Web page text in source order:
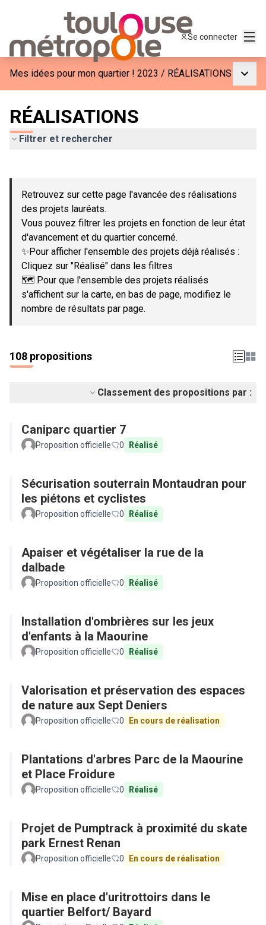
Se connecter
Mes idées pour mon quartier ! 2023 / RÉALISATIONS
RÉALISATIONS
Filtrer et rechercher
−
Retrouvez sur cette page l'avancée des réalisations
des projets lauréats.
Vous pouvez filtrer les projets en fonction de leur état
d'avancement et du quartier concerné.
✨Pour afficher l'ensemble des projets déjà réalisés :
Cliquez sur "Réalisé" dans les filtres
🗺️ Pour que l'ensemble des projets réalisés
s'affichent sur la carte, en bas de page, modifiez le
nombre de résultats par page.
108 propositions
Classement des propositions par :
Caniparc quartier 7
Proposition officielle 0 Réalisé
Sécurisation souterrain Montaudran pour
les piétons et cyclistes
Proposition officielle 0 Réalisé
Apaiser et végétaliser la rue de la
dalbade
Proposition officielle 0 Réalisé
Installation d'ombrières sur les jeux
d'enfants à la Maourine
Proposition officielle 0 Réalisé
Valorisation et préservation des espaces
de nature aux Sept Deniers
Proposition officielle 0 En cours de réalisation
Plantations d'arbres Parc de la Maourine
et Place Froidure
Proposition officielle 0 Réalisé
Projet de Pumptrack à proximité du skate
park Ernest Renan
Proposition officielle 0 En cours de réalisation
Mise en place d'uritrottoirs dans le
quartier Belfort/ Bayard